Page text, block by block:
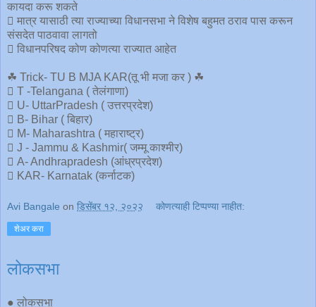
कायदा करू शकते
 मात्र यासाठी त्या राज्याच्या विधानसभा ने विशेष बहुमत ठराव पास करून
संसदेत पाठवावा लागतो
 विधानपरिषद कोण कोणत्या राज्यात आहेत
☘ Trick- TU B MJA KAR(तू भी मजा कर ) ☘
 T -Telangana ( तेलंगाणा)
 U- UttarPradesh ( उत्तरप्रदेश)
 B- Bihar ( बिहार)
 M- Maharashtra ( महाराष्ट्र)
 J - Jammu & Kashmir( जम्मू काश्मीर)
 A- Andhrapradesh (आंध्रप्रदेश)
 KAR- Karnatak (कर्नाटक)
Avi Bangale on डिसेंबर १२, २०२२ कोणत्याही टिप्पण्‍या नाहीत:
शेअर करा
लोकसभा
● लोकसभा